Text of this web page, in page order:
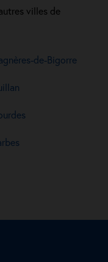
villes de
de-Bigorre